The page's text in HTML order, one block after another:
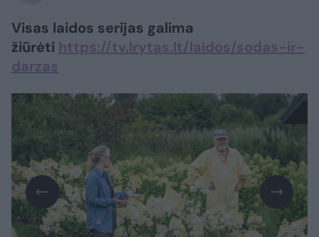
Visas laidos serijas galima
žiūrėti https://tv.lrytas.lt/laidos/sodas-ir-
darzas